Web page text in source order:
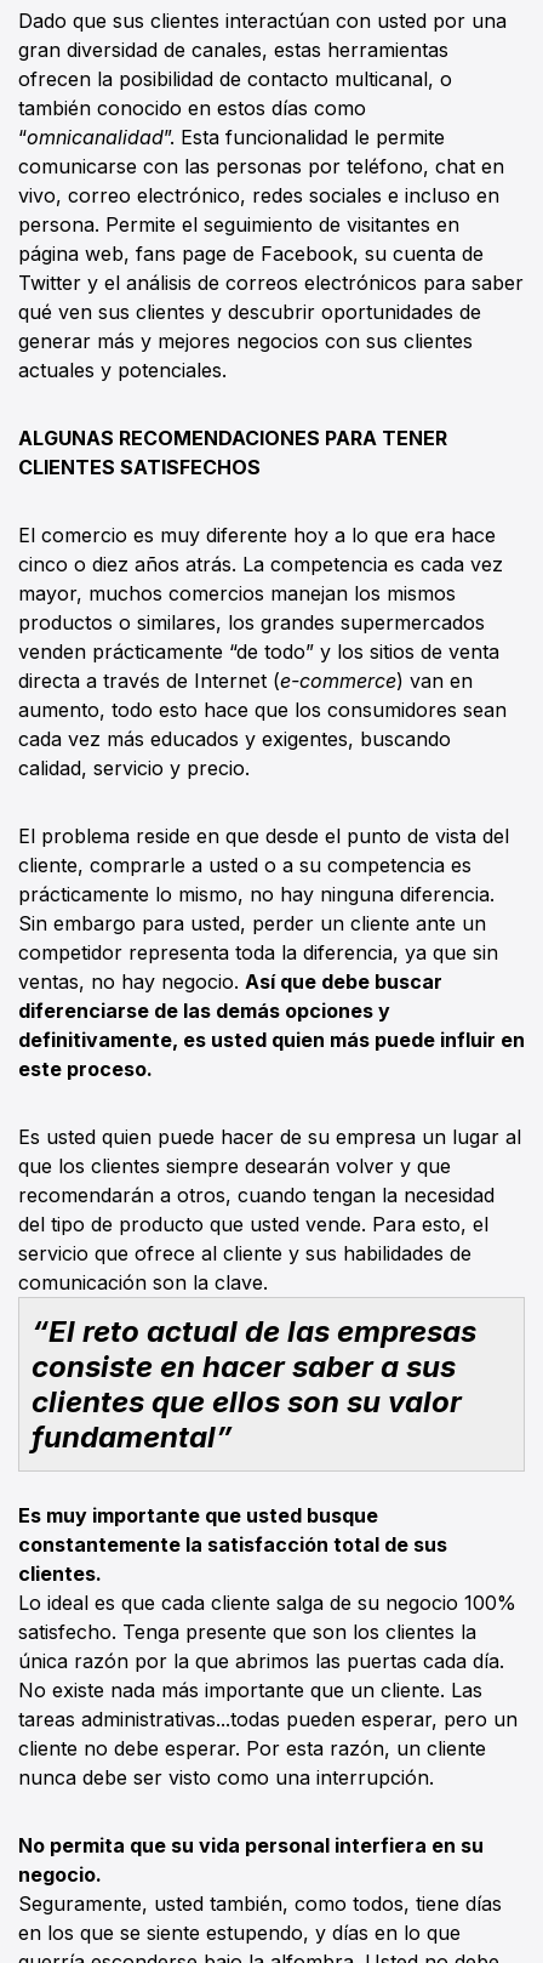
Dado que sus clientes interactúan con usted por una
gran diversidad de canales, estas herramientas
ofrecen la posibilidad de contacto multicanal, o
también conocido en estos días como
“omnicanalidad”. Esta funcionalidad le permite
comunicarse con las personas por teléfono, chat en
vivo, correo electrónico, redes sociales e incluso en
persona. Permite el seguimiento de visitantes en
página web, fans page de Facebook, su cuenta de
Twitter y el análisis de correos electrónicos para saber
qué ven sus clientes y descubrir oportunidades de
generar más y mejores negocios con sus clientes
actuales y potenciales.
ALGUNAS RECOMENDACIONES PARA TENER
CLIENTES SATISFECHOS
El comercio es muy diferente hoy a lo que era hace
cinco o diez años atrás. La competencia es cada vez
mayor, muchos comercios manejan los mismos
productos o similares, los grandes supermercados
venden prácticamente “de todo” y los sitios de venta
directa a través de Internet (e-commerce) van en
aumento, todo esto hace que los consumidores sean
cada vez más educados y exigentes, buscando
calidad, servicio y precio.
El problema reside en que desde el punto de vista del
cliente, comprarle a usted o a su competencia es
prácticamente lo mismo, no hay ninguna diferencia.
Sin embargo para usted, perder un cliente ante un
competidor representa toda la diferencia, ya que sin
ventas, no hay negocio. Así que debe buscar
diferenciarse de las demás opciones y
definitivamente, es usted quien más puede influir en
este proceso.
Es usted quien puede hacer de su empresa un lugar al
que los clientes siempre desearán volver y que
recomendarán a otros, cuando tengan la necesidad
del tipo de producto que usted vende. Para esto, el
servicio que ofrece al cliente y sus habilidades de
comunicación son la clave.
“El reto actual de las empresas
consiste en hacer saber a sus
clientes que ellos son su valor
fundamental”
Es muy importante que usted busque
constantemente la satisfacción total de sus
clientes.
Lo ideal es que cada cliente salga de su negocio 100%
satisfecho. Tenga presente que son los clientes la
única razón por la que abrimos las puertas cada día.
No existe nada más importante que un cliente. Las
tareas administrativas...todas pueden esperar, pero un
cliente no debe esperar. Por esta razón, un cliente
nunca debe ser visto como una interrupción.
No permita que su vida personal interfiera en su
negocio.
Seguramente, usted también, como todos, tiene días
en los que se siente estupendo, y días en lo que